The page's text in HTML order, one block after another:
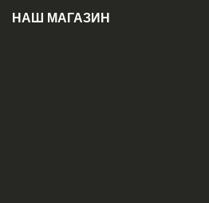
НАШ МАГАЗИН